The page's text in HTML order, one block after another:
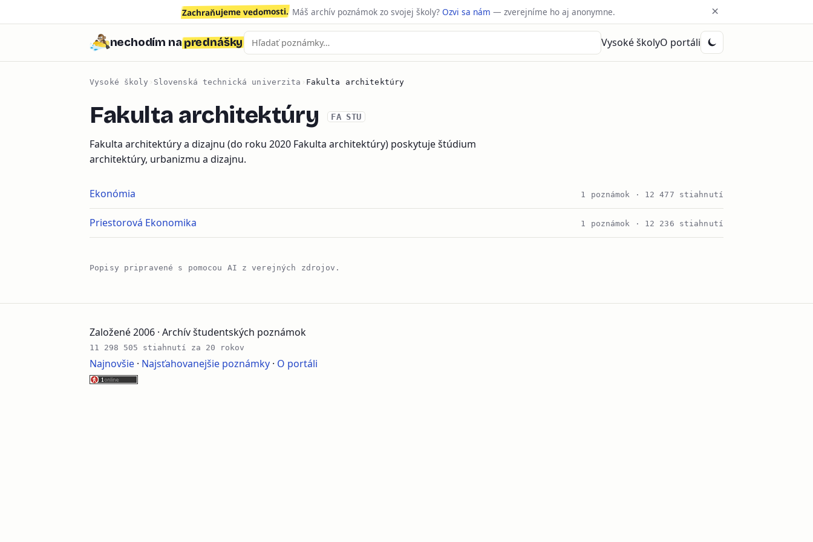
Zachraňujeme vedomosti. Máš archív poznámok zo svojej školy?Ozvi sa nám — zverejníme ho aj anonymne. ×
nechodím naprednášky Vysoké školyO portáli
Vysoké školy › Slovenská technická univerzita › Fakulta architektúry
Fakulta architektúry FA STU
Fakulta architektúry a dizajnu (do roku 2020 Fakulta architektúry) poskytuje štúdium
architektúry, urbanizmu a dizajnu.
Ekonómia 1 poznámok · 12 477 stiahnutí
Priestorová Ekonomika 1 poznámok · 12 236 stiahnutí
Popisy pripravené s pomocou AI z verejných zdrojov.
Založené 2006 · Archív študentských poznámok
11 298 505 stiahnutí za 20 rokov
Najnovšie · Najsťahovanejšie poznámky · O portáli